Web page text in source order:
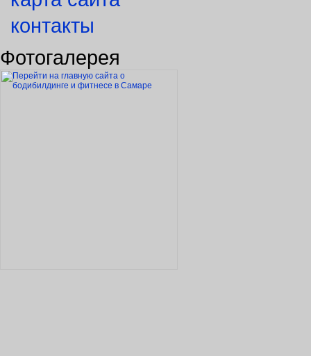
контакты
Фотогалерея